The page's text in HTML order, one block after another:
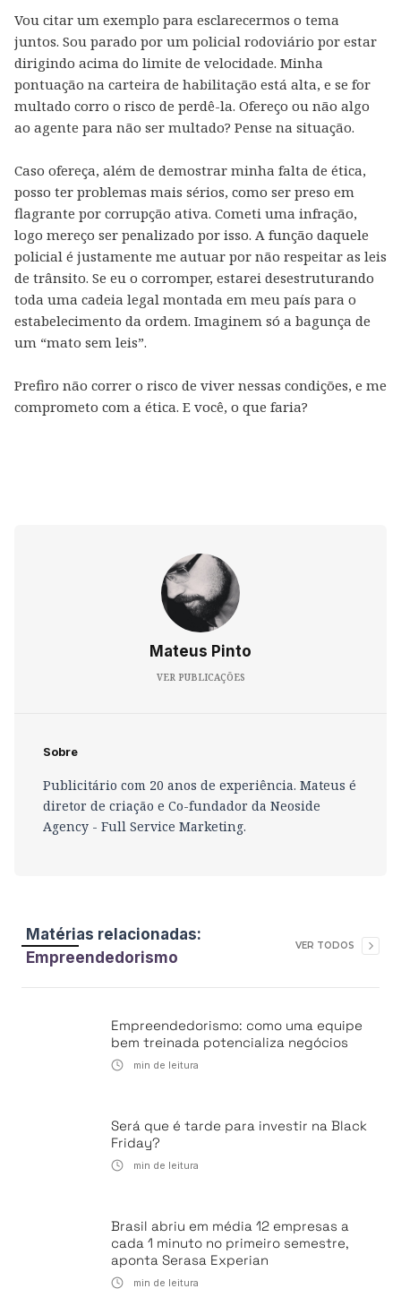
Vou citar um exemplo para esclarecermos o tema
juntos. Sou parado por um policial rodoviário por estar
dirigindo acima do limite de velocidade. Minha
pontuação na carteira de habilitação está alta, e se for
multado corro o risco de perdê-la. Ofereço ou não algo
ao agente para não ser multado? Pense na situação.
Caso ofereça, além de demostrar minha falta de ética,
posso ter problemas mais sérios, como ser preso em
flagrante por corrupção ativa. Cometi uma infração,
logo mereço ser penalizado por isso. A função daquele
policial é justamente me autuar por não respeitar as leis
de trânsito. Se eu o corromper, estarei desestruturando
toda uma cadeia legal montada em meu país para o
estabelecimento da ordem. Imaginem só a bagunça de
um “mato sem leis”.
Prefiro não correr o risco de viver nessas condições, e me
comprometo com a ética. E você, o que faria?
Mateus Pinto
VER PUBLICAÇÕES
Sobre
Publicitário com 20 anos de experiência. Mateus é
diretor de criação e Co-fundador da Neoside
Agency - Full Service Marketing.
Matérias relacionadas:
Empreendedorismo
VER TODOS
Empreendedorismo: como uma equipe
bem treinada potencializa negócios
min de leitura
Será que é tarde para investir na Black
Friday?
min de leitura
Brasil abriu em média 12 empresas a
cada 1 minuto no primeiro semestre,
aponta Serasa Experian
min de leitura